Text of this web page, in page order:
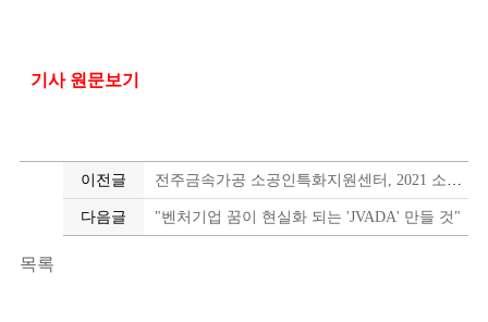
기사 원문보기
이전글
다음글 "벤처기업 꿈이 현실화 되는 'JVADA' 만들 것"
목록